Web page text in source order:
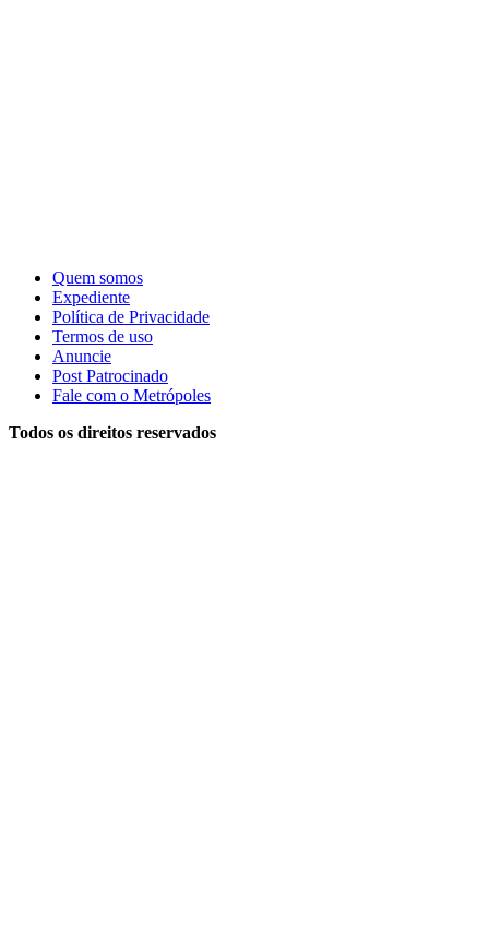
Quem somos
Expediente
Política de Privacidade
Termos de uso
Anuncie
Post Patrocinado
Fale com o Metrópoles
Todos os direitos reservados